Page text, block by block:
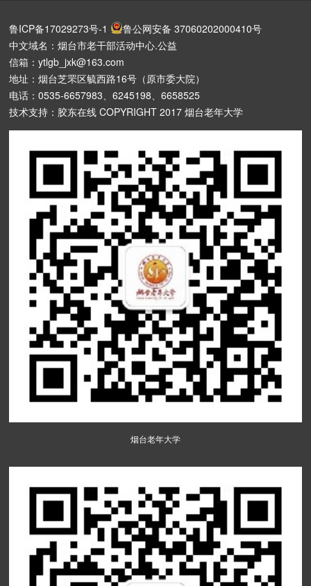
鲁ICP备17029273号-1
鲁公网安备 37060202000410号
中文域名：烟台市老干部活动中心.公益
信箱：ytlgb_jxk@163.com
地址：烟台芝罘区毓西路16号（原市委大院）
电话：0535-6657983、6245198、6658525
技术支持：胶东在线 COPYRIGHT 2017 烟台老年大学
烟台老年大学